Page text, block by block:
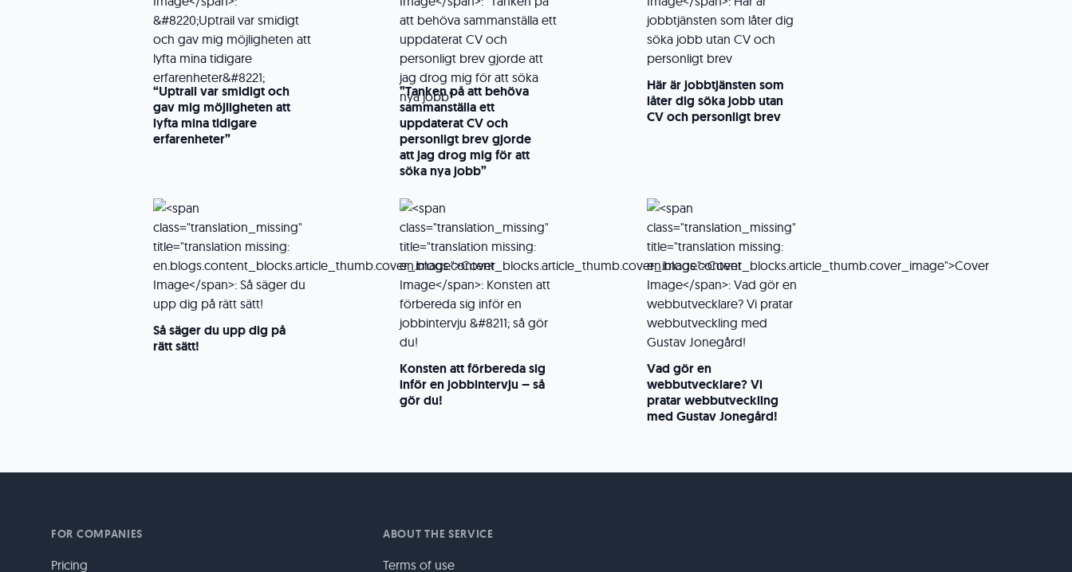
“Uptrail var smidigt och
gav mig möjligheten att
lyfta mina tidigare
erfarenheter”
”Tanken på att behöva
sammanställa ett
uppdaterat CV och
personligt brev gjorde
att jag drog mig för att
söka nya jobb”
Här är jobbtjänsten som
låter dig söka jobb utan
CV och personligt brev
Så säger du upp dig på
rätt sätt!
Konsten att förbereda sig
inför en jobbintervju – så
gör du!
Vad gör en
webbutvecklare? Vi
pratar webbutveckling
med Gustav Jonegård!
FOR COMPANIES
Pricing
ABOUT THE SERVICE
Terms of use